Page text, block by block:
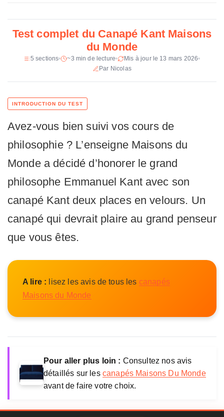
h
n
i
d
C
n
p
é
a
t
M
i
o
n
Poids 52 kg (2 pl.)
Velours (7 coloris)
Pin massif
Suspension
Coussins Dehoussables
Fabrication France
Garantie 5 ans (structure), 2 ans (garnissage)
Test complet du Canapé Kant Maisons
du Monde
5 sections ~3 min de lecture
Mis à jour le 13 mars 2026
Par Nicolas
Avez-vous bien suivi vos cours de
philosophie ? L’enseigne Maisons du
Monde a décidé d’honorer le grand
philosophe Emmanuel Kant avec son
canapé Kant deux places en velours. Un
canapé qui devrait plaire au grand penseur
que vous êtes.
A lire : lisez les avis de tous les canapés
Maisons du Monde
Pour aller plus loin : Consultez nos avis
détaillés sur les canapés Maisons Du Monde
avant de faire votre choix.